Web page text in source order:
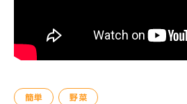
簡単 野菜